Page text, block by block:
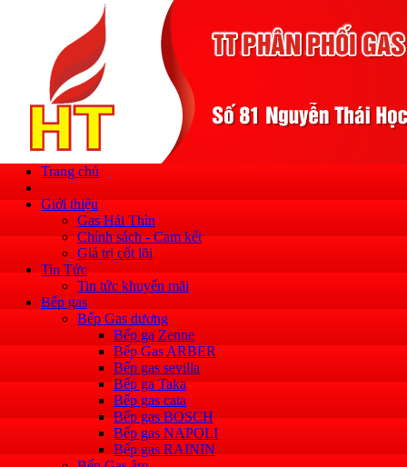
Trang chủ
Giới thiệu
Gas Hải Thìn
Chính sách - Cam kết
Giá trị cốt lõi
Tin Tức
Tin tức khuyến mãi
Bếp gas
Bếp Gas dương
Bếp ga Zenne
Bếp Gas ARBER
Bếp gas sevilla
Bếp ga Taka
Bếp gas cata
Bếp gas BOSCH
Bếp gas NAPOLI
Bếp gas RAININ